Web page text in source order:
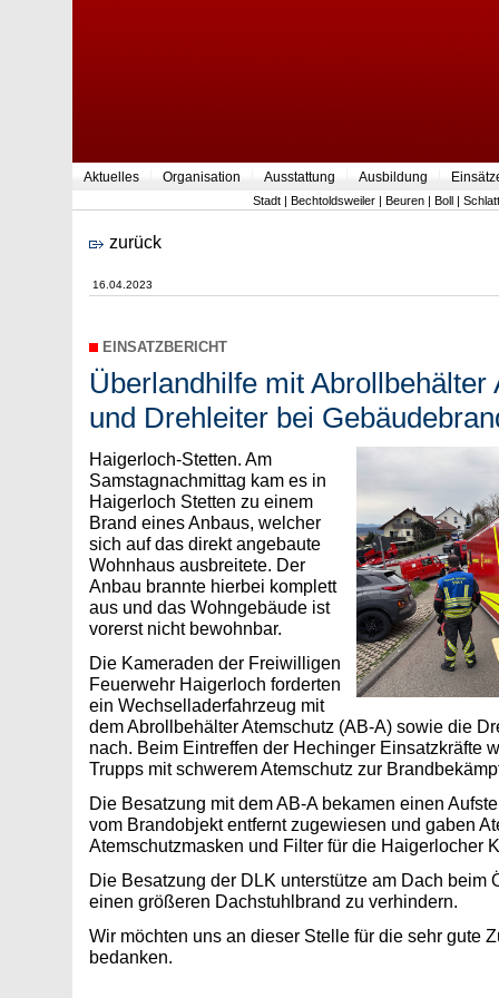
Aktuelles Organisation Ausstattung Ausbildung
Stadt | Bechtoldsweiler | Beuren | Boll | Schlatt
zurück
16.04.2023
EINSATZBERICHT
Überlandhilfe mit Abrollbehälter
und Drehleiter bei
Haigerloch-Stetten. Am
Samstagnachmittag kam es in
Haigerloch Stetten zu einem
Brand eines Anbaus, welcher
sich auf das direkt angebaute
Wohnhaus ausbreitete. Der
Anbau brannte hierbei komplett
aus und das Wohngebäude ist
vorerst nicht bewohnbar.
Die Kameraden der Freiwilligen
Feuerwehr Haigerloch forderten
ein Wechselladerfahrzeug mit
dem Abrollbehälter Atemschutz (AB-A) sowie die
nach. Beim Eintreffen der Hechinger Einsatzkräfte
Trupps mit schwerem Atemschutz zur
Die Besatzung mit dem AB-A bekamen einen
vom Brandobjekt entfernt zugewiesen und gaben
Atemschutzmasken und Filter für die Haigerlocher
Die Besatzung der DLK unterstütze am Dach beim
einen größeren Dachstuhlbrand zu verhindern.
Wir möchten uns an dieser Stelle für die sehr gute
bedanken.